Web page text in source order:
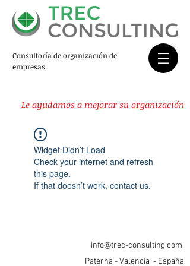
Consultoría de organización de
empresas
Le ayudamos a mejorar su organización
Widget Didn’t Load
Check your internet and refresh
this page.
If that doesn’t work, contact us.
info@trec-consulting.com
Paterna - Valencia - España